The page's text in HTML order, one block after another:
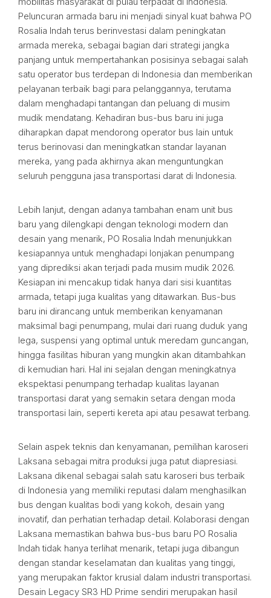
Peluncuran armada baru ini menjadi sinyal kuat bahwa PO
Rosalia Indah terus berinvestasi dalam peningkatan
armada mereka, sebagai bagian dari strategi jangka
panjang untuk mempertahankan posisinya sebagai salah
satu operator bus terdepan di Indonesia dan memberikan
pelayanan terbaik bagi para pelanggannya, terutama
dalam menghadapi tantangan dan peluang di musim
mudik mendatang. Kehadiran bus-bus baru ini juga
diharapkan dapat mendorong operator bus lain untuk
terus berinovasi dan meningkatkan standar layanan
mereka, yang pada akhirnya akan menguntungkan
seluruh pengguna jasa transportasi darat di Indonesia.
Lebih lanjut, dengan adanya tambahan enam unit bus
baru yang dilengkapi dengan teknologi modern dan
desain yang menarik, PO Rosalia Indah menunjukkan
kesiapannya untuk menghadapi lonjakan penumpang
yang diprediksi akan terjadi pada musim mudik 2026.
Kesiapan ini mencakup tidak hanya dari sisi kuantitas
armada, tetapi juga kualitas yang ditawarkan. Bus-bus
baru ini dirancang untuk memberikan kenyamanan
maksimal bagi penumpang, mulai dari ruang duduk yang
lega, suspensi yang optimal untuk meredam guncangan,
hingga fasilitas hiburan yang mungkin akan ditambahkan
di kemudian hari. Hal ini sejalan dengan meningkatnya
ekspektasi penumpang terhadap kualitas layanan
transportasi darat yang semakin setara dengan moda
transportasi lain, seperti kereta api atau pesawat terbang.
Selain aspek teknis dan kenyamanan, pemilihan karoseri
Laksana sebagai mitra produksi juga patut diapresiasi.
Laksana dikenal sebagai salah satu karoseri bus terbaik
di Indonesia yang memiliki reputasi dalam menghasilkan
bus dengan kualitas bodi yang kokoh, desain yang
inovatif, dan perhatian terhadap detail. Kolaborasi dengan
Laksana memastikan bahwa bus-bus baru PO Rosalia
Indah tidak hanya terlihat menarik, tetapi juga dibangun
dengan standar keselamatan dan kualitas yang tinggi,
yang merupakan faktor krusial dalam industri transportasi.
Desain Legacy SR3 HD Prime sendiri merupakan hasil